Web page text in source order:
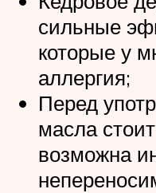
сильные
которые у
аллергия;
Перед
масла
возможна